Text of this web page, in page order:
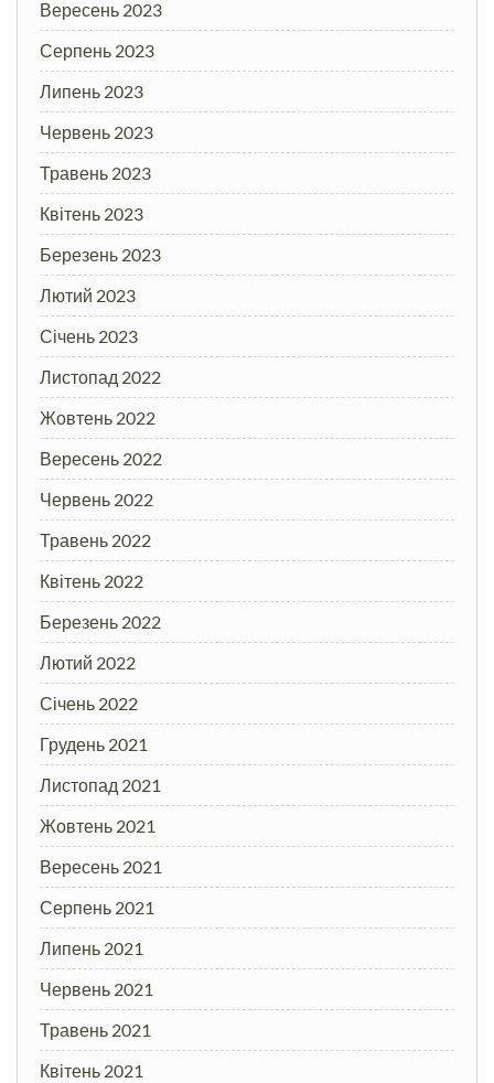
Вересень 2023
Серпень 2023
Липень 2023
Червень 2023
Травень 2023
Квітень 2023
Березень 2023
Лютий 2023
Січень 2023
Листопад 2022
Жовтень 2022
Вересень 2022
Червень 2022
Травень 2022
Квітень 2022
Березень 2022
Лютий 2022
Січень 2022
Грудень 2021
Листопад 2021
Жовтень 2021
Вересень 2021
Серпень 2021
Липень 2021
Червень 2021
Травень 2021
Квітень 2021